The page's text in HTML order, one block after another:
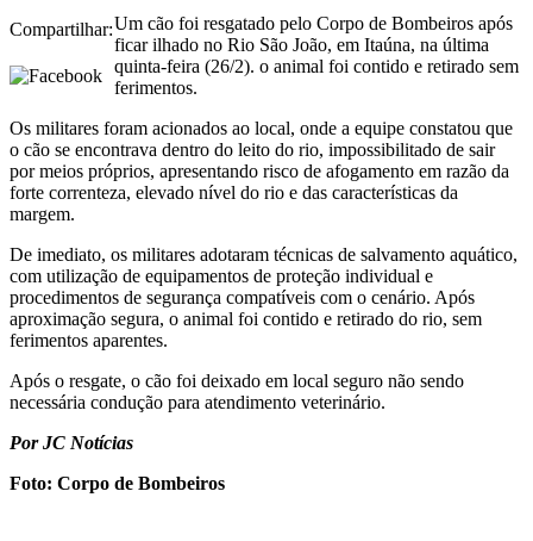
Compartilhar:Um cão foi resgatado pelo Corpo de Bombeiros após
ficar ilhado no Rio São João, em Itaúna, na última
quinta-feira (26/2). o animal foi contido e retirado sem
ferimentos.
Os militares foram acionados ao local, onde a equipe constatou que
o cão se encontrava dentro do leito do rio, impossibilitado de sair
por meios próprios, apresentando risco de afogamento em razão da
forte correnteza, elevado nível do rio e das características da
margem.
De imediato, os militares adotaram técnicas de salvamento aquático,
com utilização de equipamentos de proteção individual e
procedimentos de segurança compatíveis com o cenário. Após
aproximação segura, o animal foi contido e retirado do rio, sem
ferimentos aparentes.
Após o resgate, o cão foi deixado em local seguro não sendo
necessária condução para atendimento veterinário.
Por JC Notícias
Foto: Corpo de Bombeiros